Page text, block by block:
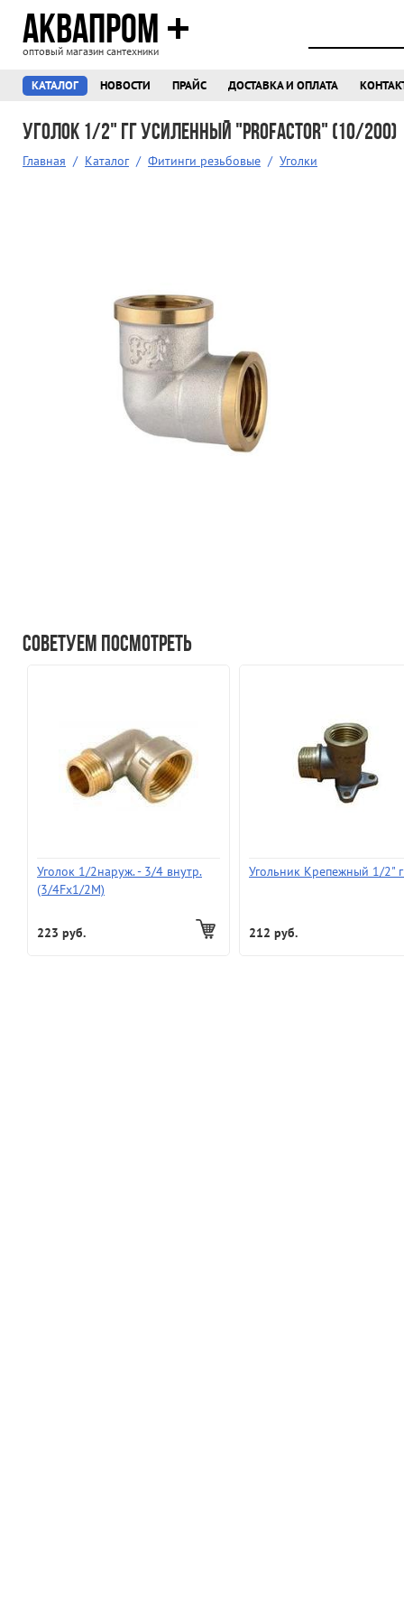
АКВАПРОМ
оптовый магазин сантехники
КАТАЛОГ НОВОСТИ ПРАЙС ДОСТАВКА И ОПЛАТА
Уголок 1/2" гг усиленный "Profactor" (10/200)
Главная / Каталог / Фитинги резьбовые / Уголки
Советуем посмотреть
Уголок 1/2наруж. - 3/4 внутр.
(3/4Fx1/2M)
223 руб.
Угольник Крепежный 1/2"
212 руб.